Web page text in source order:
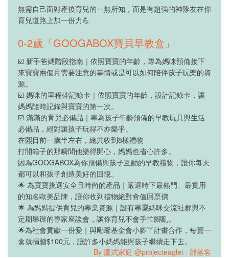
無需自己面對產後育兒的一無所知，而是有超強的神隊友在你
育兒道路上加一份力💪
0-2歲「GOOGABOX寶貝早教盒」
☑️ 新手爸媽階段指南｜依照寶寶的年齡，專為媽咪預備接下
來寶寶兩個月需要注意的事情或是可以如何陪伴孩子玩樂的資
源。
☑️ 媽咪的里程碑記錄卡｜依照寶寶的年齡，設計記錄卡，讓
媽媽隨時記錄與寶寶的第一次。
☑️ 滿滿的育兒必備品｜專為孩子年齡預備的早教玩具與生活
必備品，絕對讓孩子玩得不亦樂乎。
在熙目前一歲半左右，總共收到8樣禮物
打開箱子的那瞬間他樂得開心，媽媽也省心許多。
因為GOOGABOX為你預備與孩子互動的早教禮物，讓你每天
都可以和孩子創造美好的回憶。
🌟 為寶寶挑選安全且時尚的產品｜嚴選時下最熱門、最實用
的知名歐美品牌，讓你收到禮物絕對會值回票價
🌟 為媽媽提供育兒的專業資源｜設有專屬媽咪交流社群與不
定期舉辦的專家座談會，讓你育兒不會手忙腳亂。
🌟為社會貢獻一份愛｜與勵馨基金會小腳丫計畫合作，每賣一
盒就捐贈$100元，讓許多小媽媽能與孩子繼續走下去。
By 鷹式家庭 @projecteaglet · 部落客